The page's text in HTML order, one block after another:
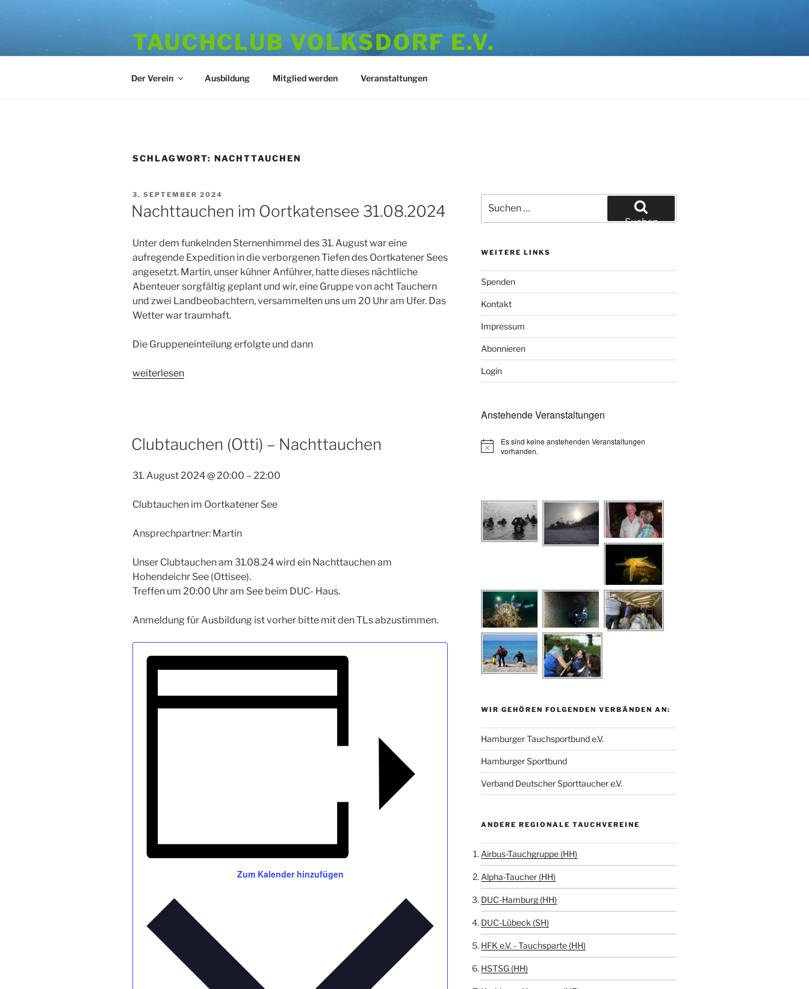
TAUCHCLUB VOLKSDORF E.V.
Der Verein Ausbildung Mitglied werden Veranstaltungen
SCHLAGWORT: NACHTTAUCHEN
VERÖFFENTLICHT
AM
3. SEPTEMBER 2024
Nachttauchen im Oortkatensee 31.08.2024
Unter dem funkelnden Sternenhimmel des 31. August war eine
aufregende Expedition in die verborgenen Tiefen des Oortkatener Sees
angesetzt. Martin, unser kühner Anführer, hatte dieses nächtliche
Abenteuer sorgfältig geplant und wir, eine Gruppe von acht Tauchern
und zwei Landbeobachtern, versammelten uns um 20 Uhr am Ufer. Das
Wetter war traumhaft.
Die Gruppeneinteilung erfolgte und dann
„Nachttauchen
weiterlesen
Clubtauchen (Otti) – Nachttauchen
31. August 2024@20:00 – 22:00
Clubtauchen im Oortkatener See
Ansprechpartner: Martin
Unser Clubtauchen am 31.08.24 wird ein Nachttauchen am
Hohendeichr See (Ottisee).
Treffen um 20:00 Uhr am See beim DUC- Haus.
Anmeldung für Ausbildung ist vorher bitte mit den TLs abzustimmen.
Zum Kalender hinzufügen
nach:
Suchen
WEITERE LINKS
Spenden
Kontakt
Impressum
Abonnieren
Login
Anstehende Veranstaltungen
H
s
Es sind keine anstehenden Veranstaltungen
vorhanden.
WIR GEHÖREN FOLGENDEN VERBÄNDEN AN:
Hamburger Tauchsportbund e.V.
Hamburger Sportbund
Verband Deutscher Sporttaucher e.V.
ANDERE REGIONALE TAUCHVEREINE
Airbus-Tauchgruppe (HH)
Alpha-Taucher (HH)
DUC-Hamburg (HH)
DUC-Lübeck (SH)
HFK e.V. - Tauchsparte (HH)
HSTSG (HH)